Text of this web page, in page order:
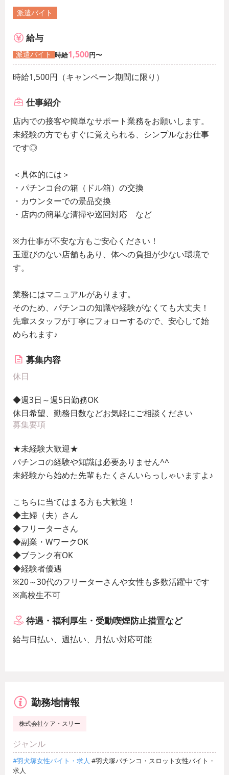
派遣バイト
給与
派遣バイト 時給1,500円〜
時給1,500円（キャンペーン期間に限り）
仕事紹介
店内での接客や簡単なサポート業務をお願いします。
未経験の方でもすぐに覚えられる、シンプルなお仕事
です◎
＜具体的には＞
・パチンコ台の箱（ドル箱）の交換
・カウンターでの景品交換
・店内の簡単な清掃や巡回対応 など
※力仕事が不安な方もご安心ください！
玉運びのない店舗もあり、体への負担が少ない環境で
す。
業務にはマニュアルがあります。
そのため、パチンコの知識や経験がなくても大丈夫！
先輩スタッフが丁寧にフォローするので、安心して始
められます♪
募集内容
休日
◆週3日～週5日勤務OK
休日希望、勤務日数などお気軽にご相談ください
募集要項
★未経験大歓迎★
パチンコの経験や知識は必要ありません^^
未経験から始めた先輩もたくさんいらっしゃいますよ♪
こちらに当てはまる方も大歓迎！
◆主婦（夫）さん
◆フリーターさん
◆副業・WワークOK
◆ブランク有OK
◆経験者優遇
※20～30代のフリーターさんや女性も多数活躍中です
※高校生不可
待遇・福利厚生・受動喫煙防止措置など
給与日払い、週払い、月払い対応可能
勤務地情報
株式会社ケア・スリー
ジャンル
#羽犬塚女性バイト・求人 #羽犬塚パチンコ・スロット女性バイト・
求人